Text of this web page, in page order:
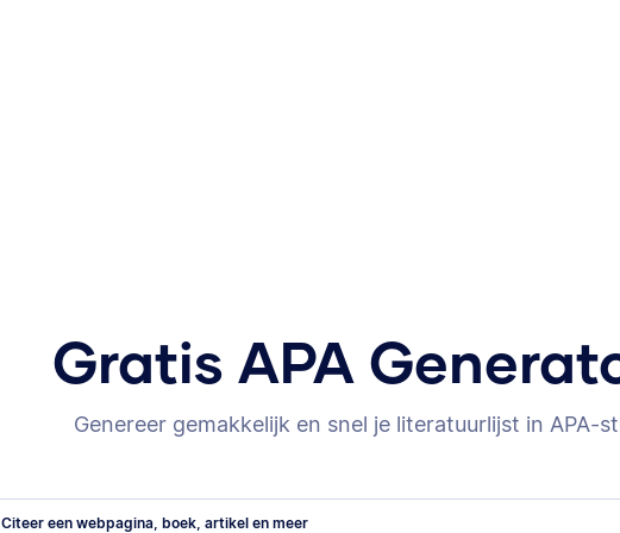
Gratis APA
Genereer gemakkelijk en snel je literatuurlijst in APA-
Citeer een webpagina, boek, artikel en meer